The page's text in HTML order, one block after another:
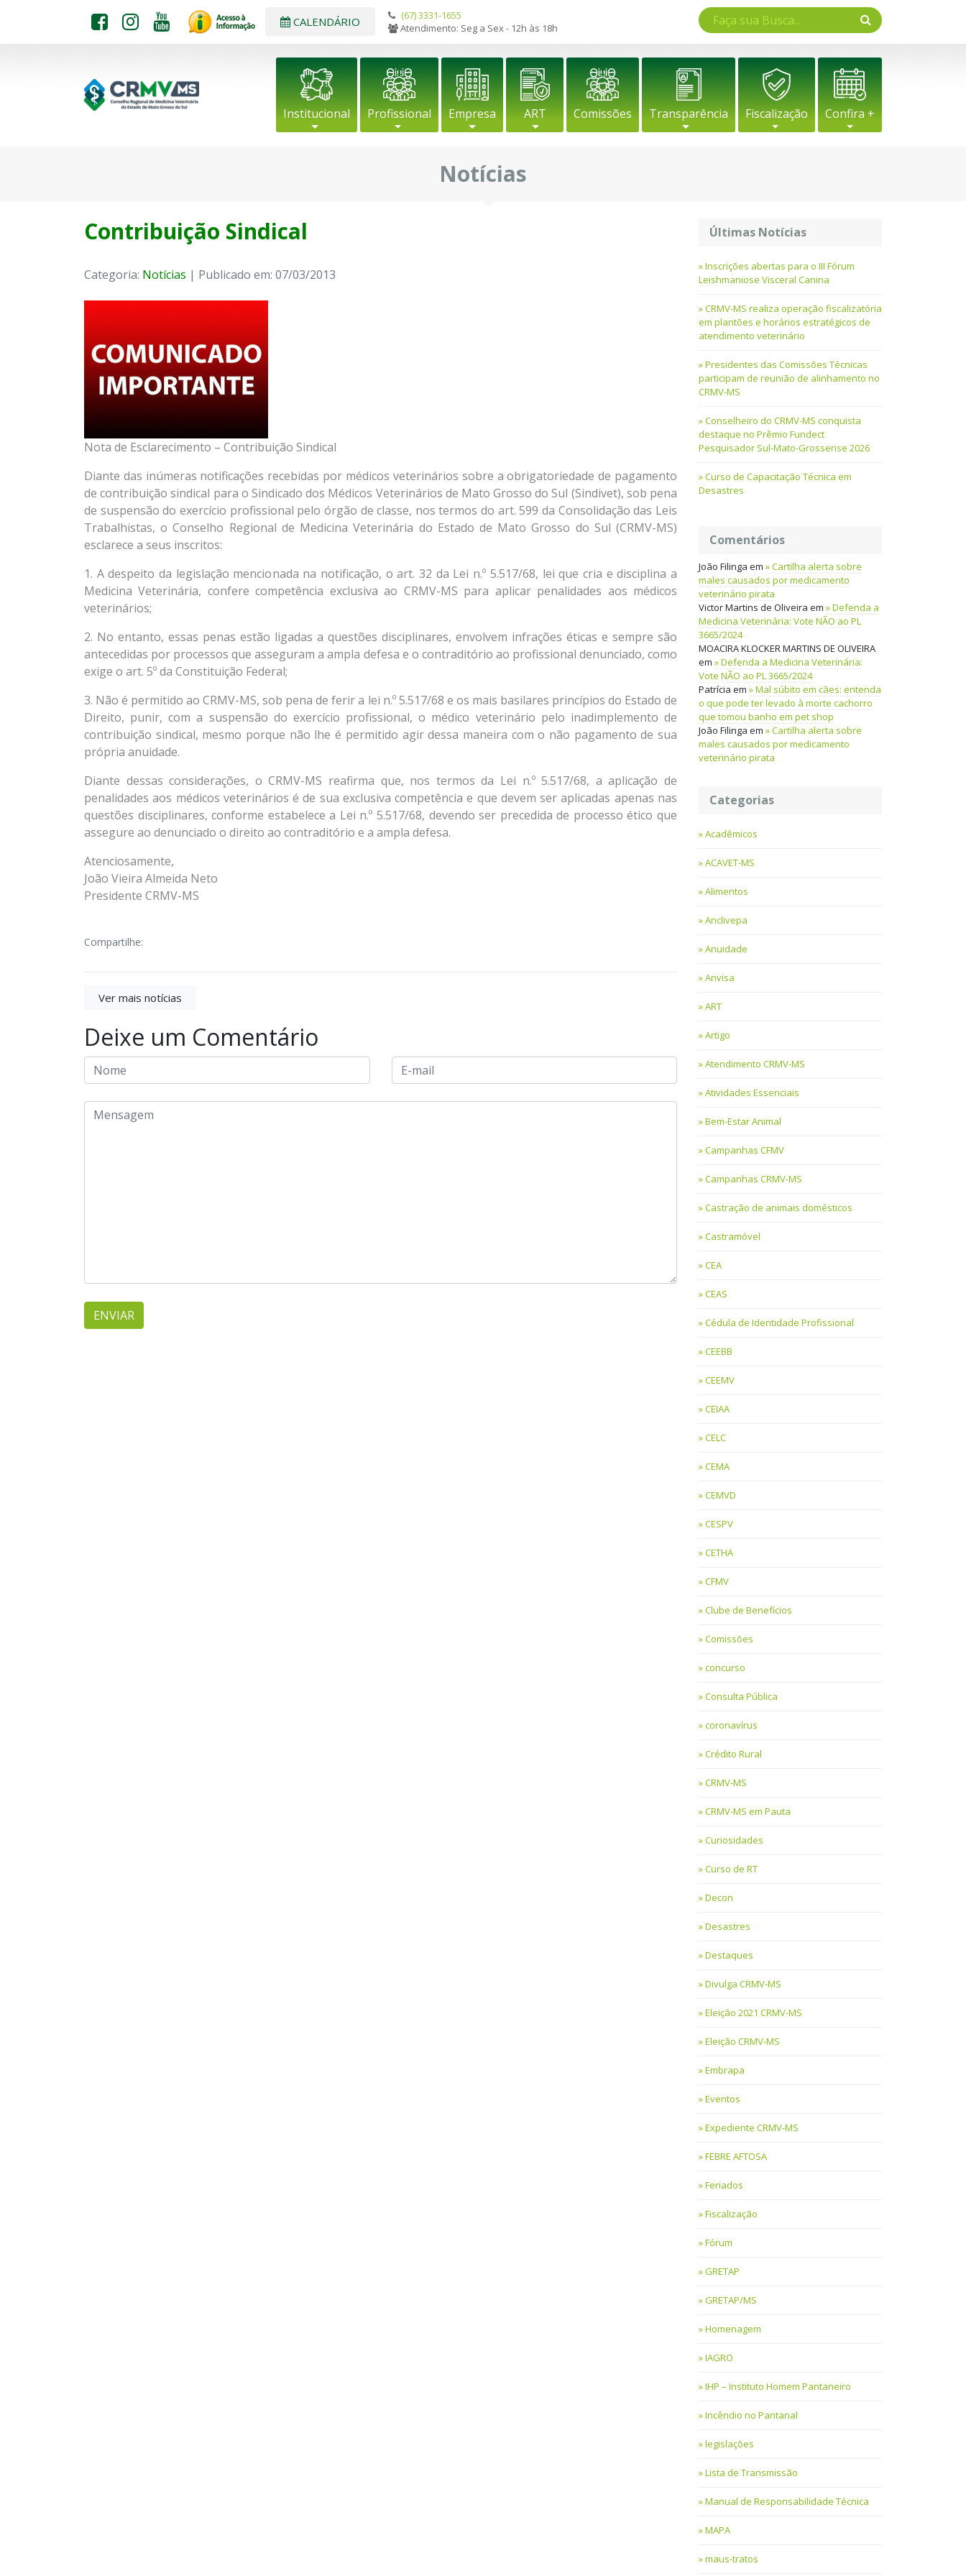
CALENDÁRIO
(67) 3331-1655
Atendimento: Seg a Sex - 12h às 18h
Institucional Profissional Empresa ART Comissões Transparência Fiscalização Confira +
Notícias
Contribuição Sindical
Categoria: Notícias | Publicado em: 07/03/2013
Nota de Esclarecimento – Contribuição Sindical
Diante das inúmeras notificações recebidas por médicos veterinários sobre a obrigatoriedade de pagamento
de contribuição sindical para o Sindicado dos Médicos Veterinários de Mato Grosso do Sul (Sindivet), sob pena
de suspensão do exercício profissional pelo órgão de classe, nos termos do art. 599 da Consolidação das Leis
Trabalhistas, o Conselho Regional de Medicina Veterinária do Estado de Mato Grosso do Sul (CRMV-MS)
esclarece a seus inscritos:
1. A despeito da legislação mencionada na notificação, o art. 32 da Lei n.º 5.517/68, lei que cria e disciplina a
Medicina Veterinária, confere competência exclusiva ao CRMV-MS para aplicar penalidades aos médicos
veterinários;
2. No entanto, essas penas estão ligadas a questões disciplinares, envolvem infrações éticas e sempre são
antecedidas por processos que asseguram a ampla defesa e o contraditório ao profissional denunciado, como
exige o art. 5º da Constituição Federal;
3. Não é permitido ao CRMV-MS, sob pena de ferir a lei n.º 5.517/68 e os mais basilares princípios do Estado de
Direito, punir, com a suspensão do exercício profissional, o médico veterinário pelo inadimplemento de
contribuição sindical, mesmo porque não lhe é permitido agir dessa maneira com o não pagamento de sua
própria anuidade.
Diante dessas considerações, o CRMV-MS reafirma que, nos termos da Lei n.º 5.517/68, a aplicação de
penalidades aos médicos veterinários é de sua exclusiva competência e que devem ser aplicadas apenas nas
questões disciplinares, conforme estabelece a Lei n.º 5.517/68, devendo ser precedida de processo ético que
assegure ao denunciado o direito ao contraditório e a ampla defesa.
Atenciosamente,
João Vieira Almeida Neto
Presidente CRMV-MS
Compartilhe:
Ver mais notícias
Deixe um Comentário
Últimas Notícias
Inscrições abertas para o III Fórum
Leishmaniose Visceral Canina
CRMV-MS realiza operação fiscalizatória
em plantões e horários estratégicos de
atendimento veterinário
Presidentes das Comissões Técnicas
participam de reunião de alinhamento no
CRMV-MS
Conselheiro do CRMV-MS conquista
destaque no Prêmio Fundect
Pesquisador Sul-Mato-Grossense 2026
Curso de Capacitação Técnica em
Desastres
Comentários
João Filinga em
Cartilha alerta sobre
males causados por medicamento
veterinário pirata
Victor Martins de Oliveira em
Defenda a
Medicina Veterinária: Vote NÃO ao PL
3665/2024
MOACIRA KLOCKER MARTINS DE OLIVEIRA
em
Defenda a Medicina Veterinária:
Vote NÃO ao PL 3665/2024
Patrícia em
Mal súbito em cães: entenda
o que pode ter levado à morte cachorro
que tomou banho em pet shop
João Filinga em
Cartilha alerta sobre
males causados por medicamento
veterinário pirata
Categorias
Acadêmicos
ACAVET-MS
Alimentos
Anclivepa
Anuidade
Anvisa
ART
Artigo
Atendimento CRMV-MS
Atividades Essenciais
Bem-Estar Animal
Campanhas CFMV
Campanhas CRMV-MS
Castração de animais domésticos
Castramóvel
CEA
CEAS
Cédula de Identidade Profissional
CEEBB
CEEMV
CEIAA
CELC
CEMA
CEMVD
CESPV
CETHA
CFMV
Clube de Benefícios
Comissões
concurso
Consulta Pública
coronavírus
Crédito Rural
CRMV-MS
CRMV-MS em Pauta
Curiosidades
Curso de RT
Decon
Desastres
Destaques
Divulga CRMV-MS
Eleição 2021 CRMV-MS
Eleição CRMV-MS
Embrapa
Eventos
Expediente CRMV-MS
FEBRE AFTOSA
Feriados
Fiscalização
Fórum
GRETAP
GRETAP/MS
Homenagem
IAGRO
IHP – Instituto Homem Pantaneiro
Incêndio no Pantanal
legislações
Lista de Transmissão
Manual de Responsabilidade Técnica
MAPA
maus-tratos